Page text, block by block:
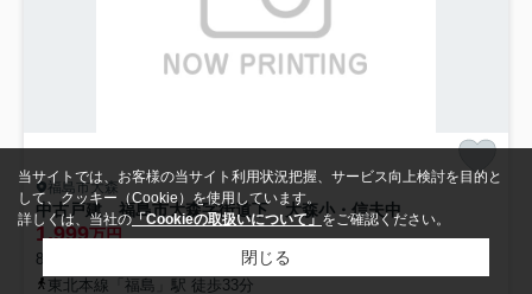
福島市大森
中古戸建 福島市大森字街道下 大森小・信夫中
1,999万円
80.31㎡ (4DK) /築45年 /2階建
東北本線「福島」駅 徒歩33分
当サイトでは、お客様の当サイト利用状況把握、サービス向上検討を目的と
して、クッキー（Cookie）を使用しています。
詳しくは、当社の「Cookieの取扱いについて」 をご確認ください。
閉じる